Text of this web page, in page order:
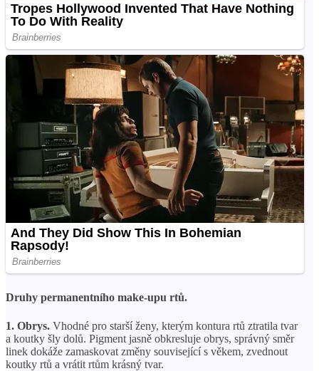
Druhy permanentního make-upu rtů.
1. Obrys. Vhodné pro starší ženy, kterým kontura rtů ztratila tvar
a koutky šly dolů. Pigment jasně obkresluje obrys, správný směr
linek dokáže zamaskovat změny související s věkem, zvednout
koutky rtů a vrátit rtům krásný tvar.